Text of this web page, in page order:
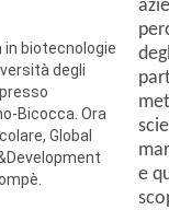
in biotecnologie
degli
Bicocca. Ora
Global
e
30 31 01
22
29